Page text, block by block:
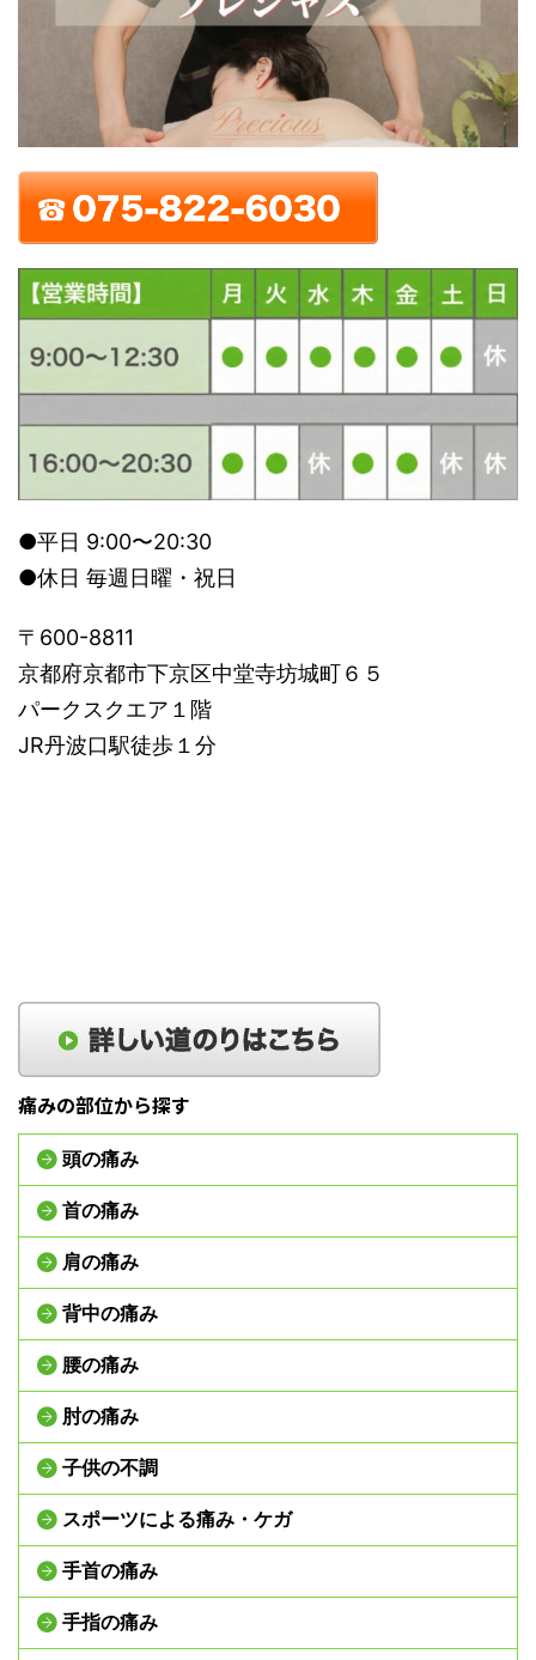
●平日 9:00〜20:30
●休日 毎週日曜・祝日
〒600-8811
京都府京都市下京区中堂寺坊城町６５
パークスクエア１階
JR丹波口駅徒歩１分
痛みの部位から探す
頭の痛み
首の痛み
肩の痛み
背中の痛み
腰の痛み
肘の痛み
子供の不調
スポーツによる痛み・ケガ
手首の痛み
手指の痛み